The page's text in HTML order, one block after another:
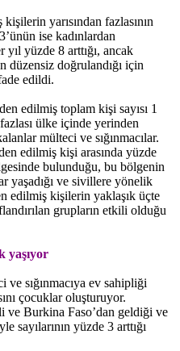
yarısından fazlasının
ise kadınlardan
yıl yüzde 8 arttığı, ancak
düzensiz doğrulandığı için
edildi.
edilmiş toplam kişi sayısı 1
ülke içinde yerinden
mülteci ve sığınmacılar.
edilmiş kişi arasında yüzde
bulunduğu, bu bölgenin
yaşadığı ve sivillere yönelik
edilmiş kişilerin yaklaşık üçte
grupların etkili olduğu
yaşıyor
sığınmacıya ev sahipliği
çocuklar oluşturuyor.
Burkina Faso’dan geldiği ve
sayılarının yüzde 3 arttığı